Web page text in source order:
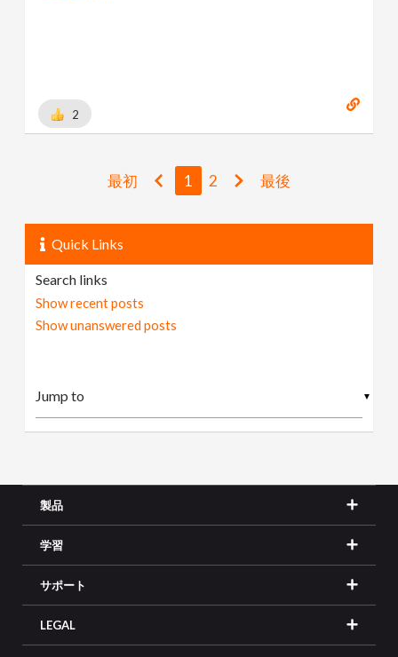
2
最初 1 2 最後
Quick Links
Search links
Show recent posts
Show unanswered posts
▼
製品
学習
サポート
LEGAL